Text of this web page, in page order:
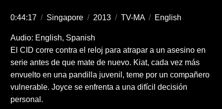
0:44:17 / Singapore / 2013 / TV-MA / English
Audio: English, Spanish
El CID corre contra el reloj para atrapar a un asesino en
serie antes de que mate de nuevo. Kiat, cada vez más
envuelto en una pandilla juvenil, teme por un compañero
vulnerable. Joyce se enfrenta a una difícil decisión
personal.